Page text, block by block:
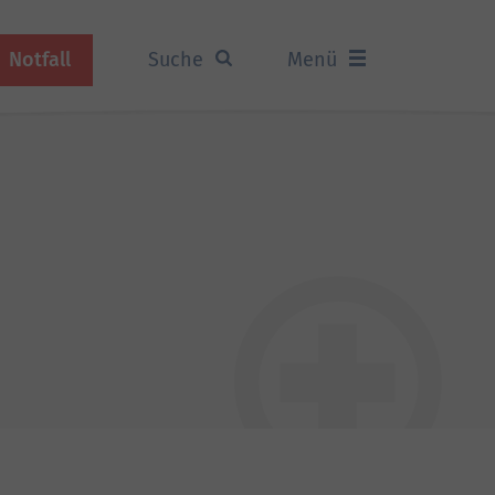
Notfall Suche Menü